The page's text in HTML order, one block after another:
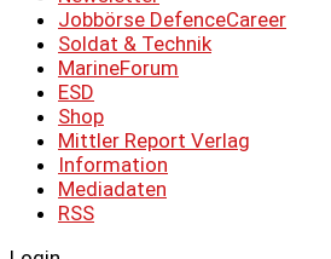
Jobbörse DefenceCareer
Soldat & Technik
MarineForum
ESD
Shop
Mittler Report Verlag
Information
Mediadaten
RSS